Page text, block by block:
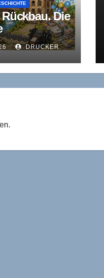
Die
als
DRUCKER